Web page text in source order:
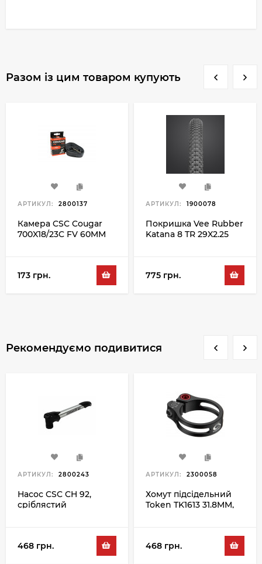
Разом із цим товаром купують
АРТИКУЛ: 2800137
Камера CSC Cougar
700X18/23C FV 60MM
173 грн.
АРТИКУЛ: 1900078
Покришка Vee Rubber
Katana 8 TR 29X2.25
775 грн.
Рекомендуємо подивитися
АРТИКУЛ: 2800243
Насос CSC CH 92,
сріблястий
468 грн.
АРТИКУЛ: 2300058
Хомут підсідельний
Token TK1613 31.8MM,
468 грн.